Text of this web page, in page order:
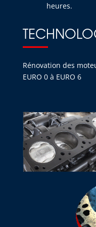
heures.
Rénovation des
EURO 0 à EURO 6